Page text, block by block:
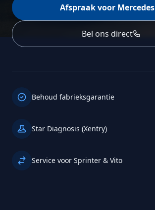
Afspraak voor Mercedes
Bel ons direct
Behoud fabrieksgarantie
Star Diagnosis (Xentry)
Service voor Sprinter & Vito